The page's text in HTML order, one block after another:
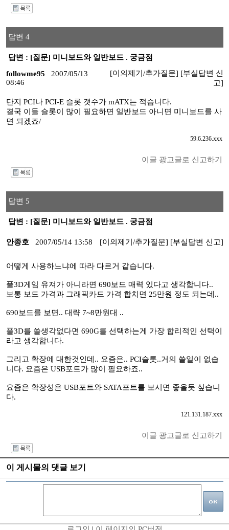
답변 4
답변 : [질문] 미니보드와 일반보드 . 궁금점
followme95
2007/05/13
08:46
[이의제기/추가질문] [부실답변 신
고]
단지 PCI나 PCI-E 슬롯 갯수가 mATX는 적습니다.
결국 이들 슬롯이 많이 필요하면 일반보드 아니면 미니보드를 사
면 되겠죠/
59.6.236.xxx
이글 광고글로 신고하기
답변 5
답변 : [질문] 미니보드와 일반보드 . 궁금점
안종호 2007/05/14 13:58 [이의제기/추가질문] [부실답변 신고]
어떻게 사용하느냐에 따라 다르거 같습니다.
풀3D게임 유져가 아니라면 690보드 매력 있다고 생각합니다..
보통 보드 가격과 그래픽카드 가격 합치면 25만원 정도 되는데..
690보드를 보면.. 대략 7~8만원대 ..
풀3D를 쓸생각없다면 690G를 선택하는게 가장 합리적인 선택이
라고 생각합니다.
그리고 확장에 대한것인데.. 요즘은.. PCI슬롯..거의 쓸일이 없습
니다. 요즘은 USB포트가 많이 필요하죠..
요즘은 확장성은 USB포트와 SATA포트를 보시면 좋을듯 싶습니
다.
121.131.187.xxx
이글 광고글로 신고하기
이 게시물의 댓글 보기